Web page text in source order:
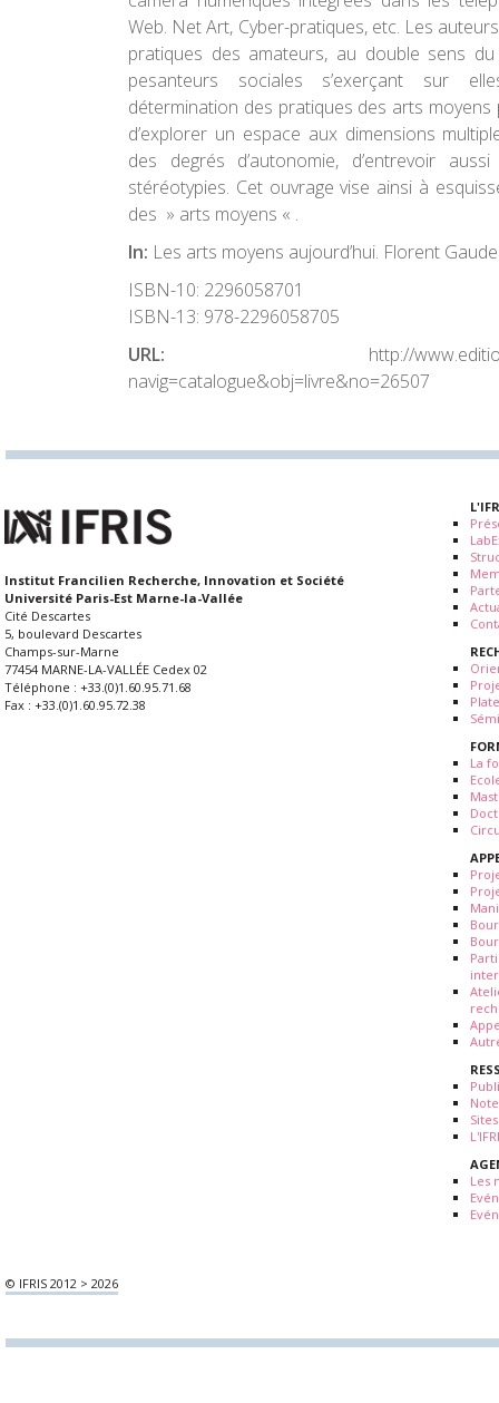
Web. Net Art, Cyber-pratiques, etc. Les
pratiques des amateurs, au double sens
pesanteurs sociales s’exerçant sur
détermination des pratiques des arts
d’explorer un espace aux dimensions
des degrés d’autonomie, d’entrevoir
stéréotypies. Cet ouvrage vise ainsi à
des » arts moyens « .
In: Les arts moyens aujourd’hui. Florent
ISBN-10: 2296058701
ISBN-13: 978-2296058705
URL: http://
navig=catalogue&obj=livre&no=26507
Institut Francilien Recherche, Innovation et Société
Université Paris-Est Marne-la-Vallée
Cité Descartes
5, boulevard Descartes
Champs-sur-Marne
77454 MARNE-LA-VALLÉE Cedex 02
Téléphone : +33.(0)1.60.95.71.68
Fax : +33.(0)1.60.95.72.38
La
Les
© IFRIS 2012 > 2026